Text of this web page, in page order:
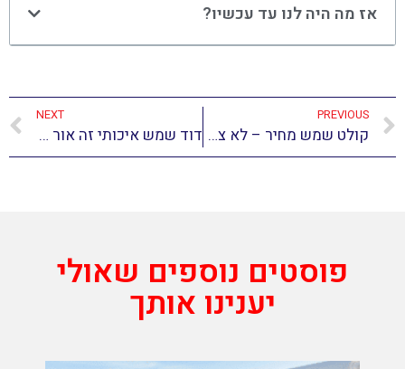
אז מה היה לנו עד עכשיו?
PREVIOUS
קולט שמש מחיר – לא צריך להרתיע
NEXT
דוד שמש איכותי זה אור אנרגיה
פוסטים נוספים שאולי
יענינו אותך